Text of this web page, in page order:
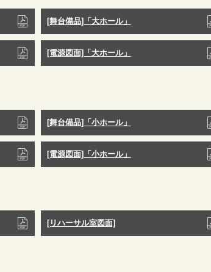
[舞台備品]「大ホール」
[電源図面]「大ホール」
[舞台備品]「小ホール」
[電源図面]「小ホール」
[リハーサル室図面]